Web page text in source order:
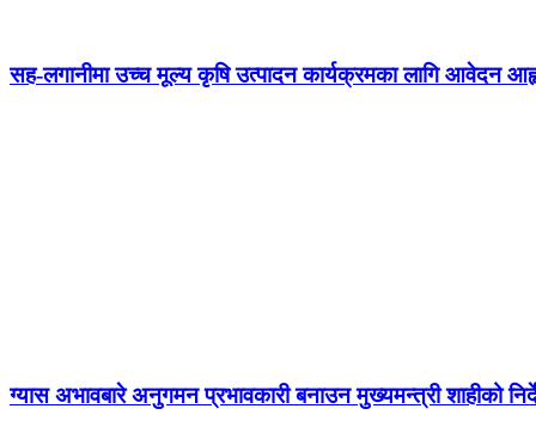
सह-लगानीमा उच्च मूल्य कृषि उत्पादन कार्यक्रमका लागि आवेदन
ग्यास अभावबारे अनुगमन प्रभावकारी बनाउन मुख्यमन्त्री शाहीको